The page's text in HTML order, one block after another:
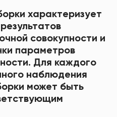
характеризует
совокупности и
параметров
Для каждого
наблюдения
может быть